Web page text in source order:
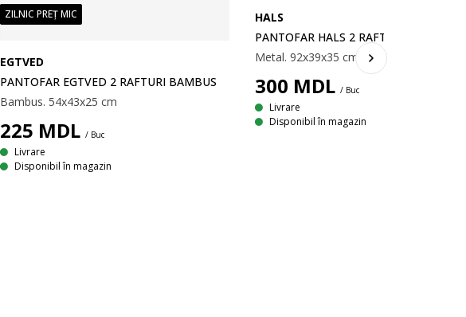
ZILNIC PREȚ MIC
EGTVED
PANTOFAR EGTVED 2 RAFTURI BAMBUS
Bambus. 54x43x25 cm
225 MDL / Buc
Livrare
Disponibil în magazin
HALS
PANTOFAR HALS 2 RAFTURI NEGRU
Metal. 92x39x35 cm
300 MDL / Buc
Livrare
Disponibil în magazin